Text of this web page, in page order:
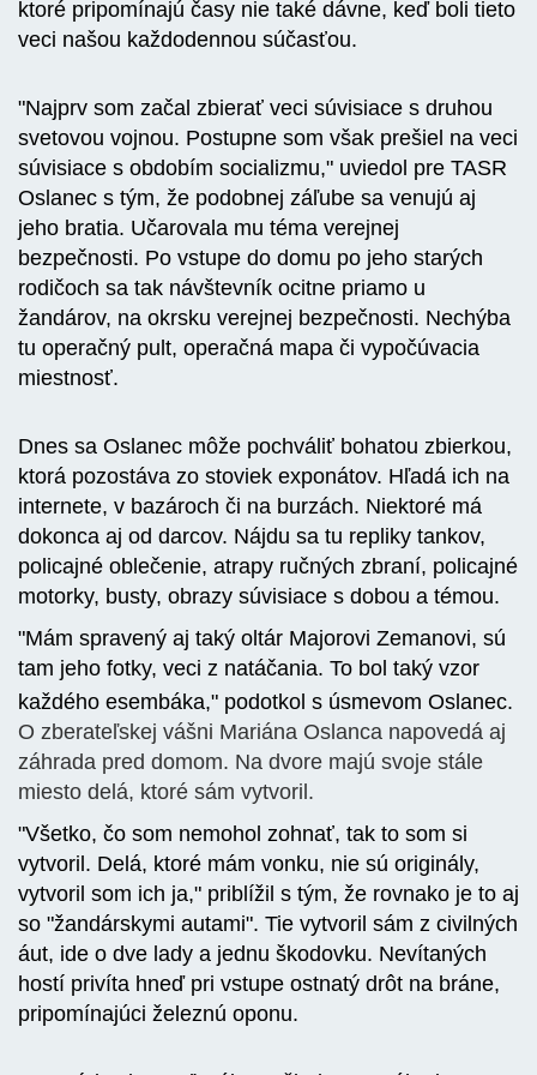
ktoré pripomínajú časy nie také dávne, keď boli tieto
veci našou každodennou súčasťou.
"Najprv som začal zbierať veci súvisiace s druhou
svetovou vojnou. Postupne som však prešiel na veci
súvisiace s obdobím socializmu," uviedol pre TASR
Oslanec s tým, že podobnej záľube sa venujú aj
jeho bratia. Učarovala mu téma verejnej
bezpečnosti. Po vstupe do domu po jeho starých
rodičoch sa tak návštevník ocitne priamo u
žandárov, na okrsku verejnej bezpečnosti. Nechýba
tu operačný pult, operačná mapa či vypočúvacia
miestnosť.
Dnes sa Oslanec môže pochváliť bohatou zbierkou,
ktorá pozostáva zo stoviek exponátov. Hľadá ich na
internete, v bazároch či na burzách. Niektoré má
dokonca aj od darcov. Nájdu sa tu repliky tankov,
policajné oblečenie, atrapy ručných zbraní, policajné
motorky, busty, obrazy súvisiace s dobou a témou.
"Mám spravený aj taký oltár Majorovi Zemanovi, sú
tam jeho fotky, veci z natáčania. To bol taký vzor
každého esembáka," podotkol s úsmevom Oslanec.
O zberateľskej vášni Mariána Oslanca napovedá aj
záhrada pred domom. Na dvore majú svoje stále
miesto delá, ktoré sám vytvoril.
"Všetko, čo som nemohol zohnať, tak to som si
vytvoril. Delá, ktoré mám vonku, nie sú originály,
vytvoril som ich ja," priblížil s tým, že rovnako je to aj
so "žandárskymi autami". Tie vytvoril sám z civilných
áut, ide o dve lady a jednu škodovku. Nevítaných
hostí privíta hneď pri vstupe ostnatý drôt na bráne,
pripomínajúci železnú oponu.